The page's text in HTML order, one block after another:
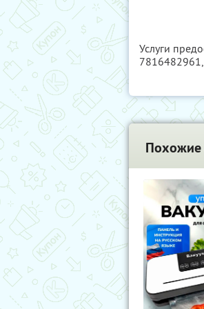
Услуги
7816482961
Похожие